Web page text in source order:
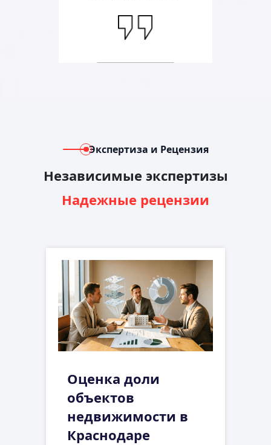
Экспертиза и Рецензия
Независимые экспертизы
Надежные рецензии
Оценка доли
объектов
недвижимости в
Краснодаре